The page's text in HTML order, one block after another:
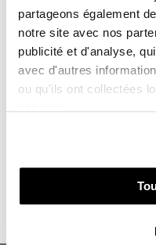
partageons également
notre site avec nos
publicité et d'analyse,
avec d'autres
ou qu'ils ont collectées
À partir de 290,00 €
Sur
Vous
POUR UN PROCHE